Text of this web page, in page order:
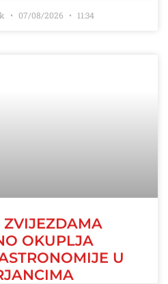
07/08/2026 11:34
ZVIJEZDAMA
OKUPLJA
U